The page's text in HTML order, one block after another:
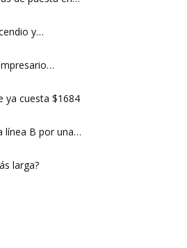
y…
ya cuesta $1684
línea B por una…
larga?